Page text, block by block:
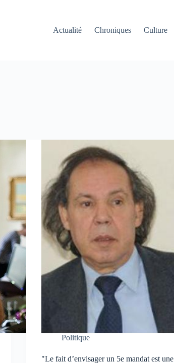
Actualité
Chroniques Culture
Politique
"Le fait d’envisager un 5e mandat est une